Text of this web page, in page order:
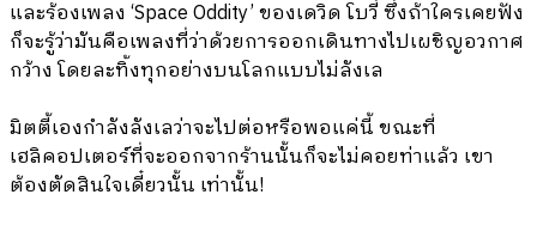
และร้องเพลง ‘Space Oddity’ ของเดวิด โบวี่ ซึ่งถ้าใครเคยฟัง
ก็จะรู้ว่ามันคือเพลงที่ว่าด้วยการออกเดินทางไปเผชิญอวกาศ
กว้าง โดยละทิ้งทุกอย่างบนโลกแบบไม่ลังเล
มิตตี้เองกำลังลังเลว่าจะไปต่อหรือพอแค่นี้ ขณะที่
เฮลิคอปเตอร์ที่จะออกจากร้านนั้นก็จะไม่คอยท่าแล้ว เขา
ต้องตัดสินใจเดี๋ยวนั้น เท่านั้น!